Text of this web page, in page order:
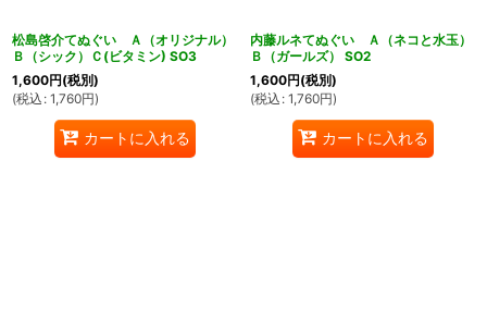
松島啓介てぬぐい Ａ（オリジナル）
Ｂ（シック）Ｃ(ビタミン) SO3
1,600円(税別)
(税込 : 1,760円)
カートに入れる
内藤ルネてぬぐい Ａ（ネコと水玉）
Ｂ（ガールズ） SO2
1,600円(税別)
(税込 : 1,760円)
カートに入れる